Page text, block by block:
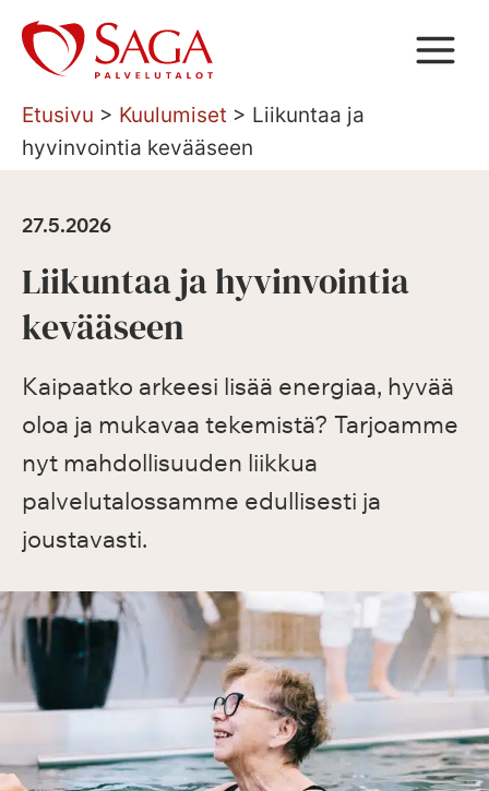
Siirry
sisältöön
Etusivu > Kuulumiset > Liikuntaa ja
hyvinvointia kevääseen
27.5.2026
Liikuntaa ja hyvinvointia
kevääseen
Kaipaatko arkeesi lisää energiaa, hyvää
oloa ja mukavaa tekemistä? Tarjoamme
nyt mahdollisuuden liikkua
palvelutalossamme edullisesti ja
joustavasti.